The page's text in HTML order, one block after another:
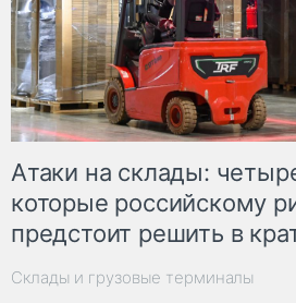
Атаки на склады:
которые российскому
предстоит решить в
Склады и грузовые терминалы